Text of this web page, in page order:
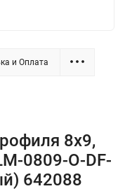
и Оплата
8x9,
0809-O-DF-
642088